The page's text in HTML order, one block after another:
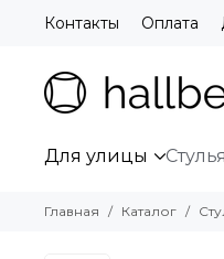
Контакты Оплата
Для улицы Стулья
Главная Каталог